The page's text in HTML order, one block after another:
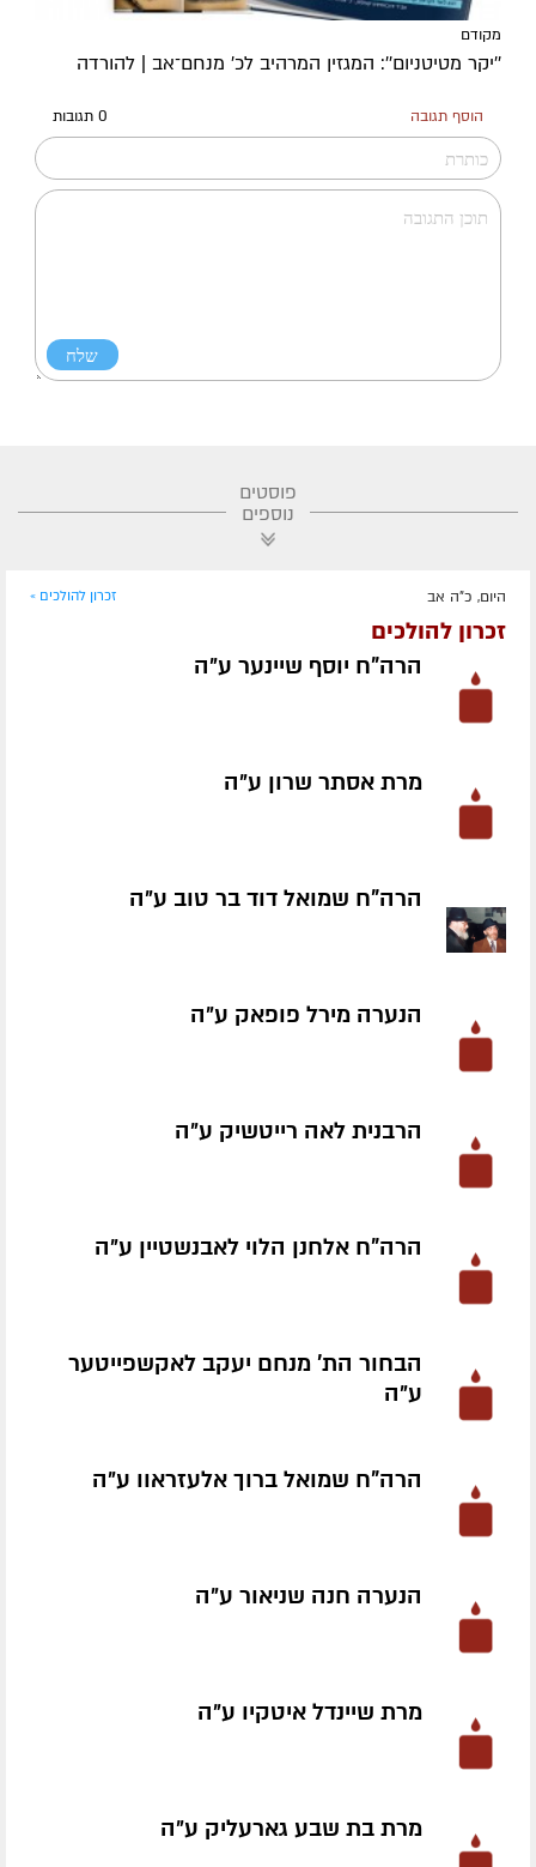
מקודם
''יקר מטיטניום'': המגזין המרהיב לכ’ מנחם־אב | להורדה
הוסף תגובה 0 תגובות
פוסטים
נוספים
היום, כ"ה אב זכרון להולכים »
זכרון להולכים
הרה"ח יוסף שיינער ע״ה
מרת אסתר שרון ע״ה
הרה"ח שמואל דוד בר טוב ע״ה
הנערה מירל פופאק ע״ה
הרבנית לאה רייטשיק ע״ה
הרה"ח אלחנן הלוי לאבנשטיין ע״ה
הבחור הת' מנחם יעקב לאקשפייטער
ע״ה
הרה"ח שמואל ברוך אלעזראוו ע״ה
הנערה חנה שניאור ע״ה
מרת שיינדל איטקיו ע״ה
מרת בת שבע גארעליק ע״ה